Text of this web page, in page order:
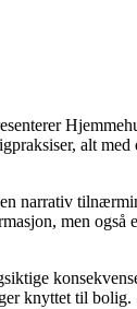
alt med
narrativ
men også
knyttet til bolig.